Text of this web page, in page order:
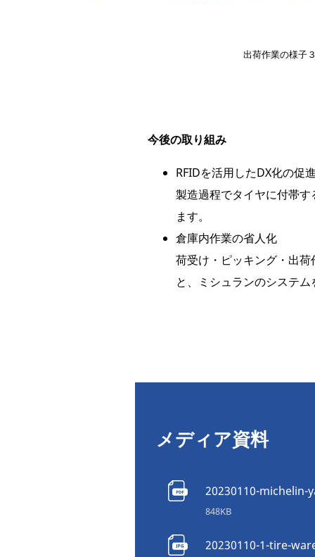
出荷作業の様子
今後の取り組み
RFIDを活用したDX化の促
製造過程でタイヤに付帯
ます。
倉庫内作業の省人化
荷受け・ピッキング・出
と、ミシュランのシステ
メディア資料
20230110-
848KB
20230110-1-tire-